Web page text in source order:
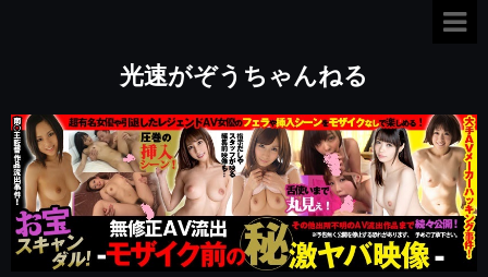
光速がぞうちゃんねる